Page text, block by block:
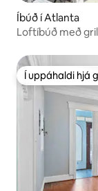
Íbúð í Atlanta
Loftíbúð með
Í uppáhaldi hjá
Í uppáhaldi hjá